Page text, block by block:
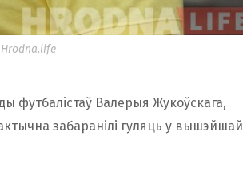
футбалістаў Валерыя Жукоўскага,
забаранілі гуляць у вышэйшай